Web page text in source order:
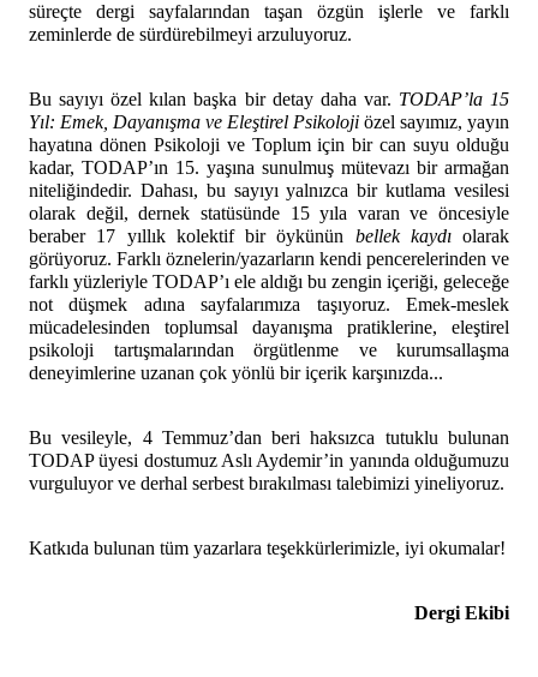
süreçte dergi sayfalarından taşan özgün işlerle ve farklı
zeminlerde de sürdürebilmeyi arzuluyoruz.
Bu sayıyı özel kılan başka bir detay daha var. TODAP’la 15
Yıl: Emek, Dayanışma ve Eleştirel Psikoloji özel sayımız, yayın
hayatına dönen Psikoloji ve Toplum için bir can suyu olduğu
kadar, TODAP’ın 15. yaşına sunulmuş mütevazı bir armağan
niteliğindedir. Dahası, bu sayıyı yalnızca bir kutlama vesilesi
olarak değil, dernek statüsünde 15 yıla varan ve öncesiyle
beraber 17 yıllık kolektif bir öykünün bellek kaydıolarak
görüyoruz. Farklı öznelerin/yazarların kendi pencerelerinden ve
farklı yüzleriyle TODAP’ı ele aldığı bu zengin içeriği, geleceğe
not düşmek adına sayfalarımıza taşıyoruz. Emek-meslek
mücadelesinden toplumsal dayanışma pratiklerine, eleştirel
psikoloji tartışmalarından örgütlenme ve kurumsallaşma
deneyimlerine uzanan çok yönlü bir içerik karşınızda...
Bu vesileyle, 4 Temmuz’dan beri haksızca tutuklu bulunan
TODAP üyesi dostumuz Aslı Aydemir’in yanında olduğumuzu
vurguluyor ve derhal serbest bırakılması talebimizi yineliyoruz.
Katkıda bulunan tüm yazarlara teşekkürlerimizle, iyi okumalar!
Dergi Ekibi